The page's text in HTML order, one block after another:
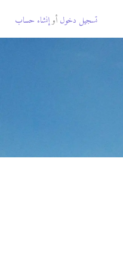
تسجيل دخول أوإنشاء حساب